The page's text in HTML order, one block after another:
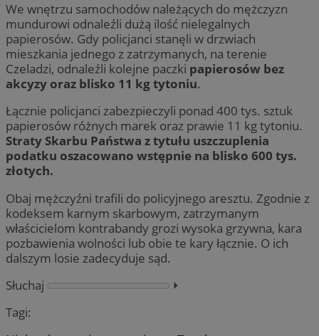
We wnętrzu samochodów należących do mężczyzn
mundurowi odnaleźli dużą ilość nielegalnych
papierosów. Gdy policjanci stanęli w drzwiach
mieszkania jednego z zatrzymanych, na terenie
Czeladzi, odnaleźli kolejne paczki papierosów bez
akcyzy oraz blisko 11 kg tytoniu.
Łącznie policjanci zabezpieczyli ponad 400 tys. sztuk
papierosów różnych marek oraz prawie 11 kg tytoniu.
Straty Skarbu Państwa z tytułu uszczuplenia
podatku oszacowano wstępnie na blisko 600 tys.
złotych.
Obaj mężczyźni trafili do policyjnego aresztu. Zgodnie z
kodeksem karnym skarbowym, zatrzymanym
właścicielom kontrabandy grozi wysoka grzywna, kara
pozbawienia wolności lub obie te kary łącznie. O ich
dalszym losie zadecyduje sąd.
Słuchaj
⏵︎
Tagi: